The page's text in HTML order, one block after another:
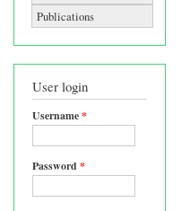
Publications
User login
Username*
Password*